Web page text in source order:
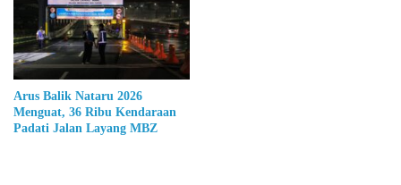
Arus Balik Nataru 2026
Menguat, 36 Ribu Kendaraan
Padati Jalan Layang MBZ